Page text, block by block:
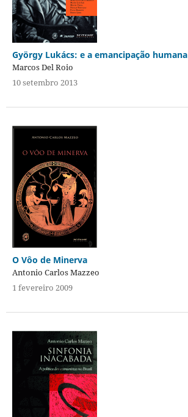
György Lukács: e a emancipação humana
Marcos Del Roio
10 setembro 2013
O Vôo de Minerva
Antonio Carlos Mazzeo
1 fevereiro 2009